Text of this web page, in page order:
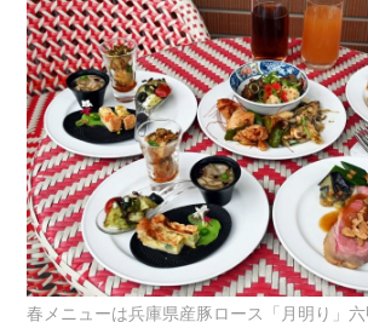
春メニューは兵庫県産豚ロース「月明り」